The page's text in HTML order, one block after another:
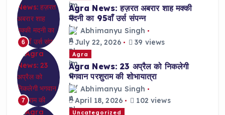
6
Agra News: हज़रत अबरार शाह मक्की
मदनी का 95वाँ उर्स संपन्न
Abhimanyu Singh
July 22, 2026
39 views
7
Agra
Agra News: 23 अप्रैल को निकलेगी
भगवान परशुराम की शोभायात्रा
Abhimanyu Singh
April 18, 2026
102 views
Uncategorized